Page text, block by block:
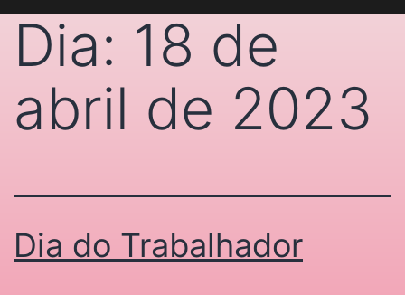
Dia: 18 de
abril de 2023
Dia do Trabalhador